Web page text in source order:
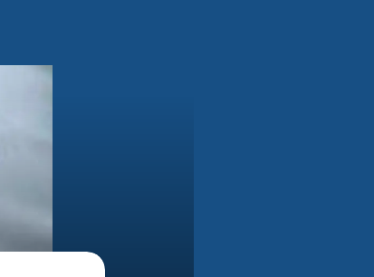
Bekijk alle foto's